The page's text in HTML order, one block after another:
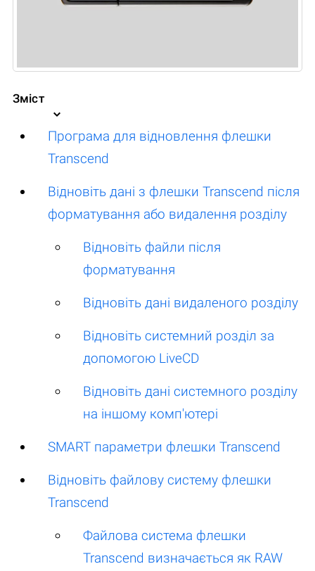
Зміст
Програма для відновлення флешки
Transcend
Відновіть дані з флешки Transcend після
форматування або видалення розділу
Відновіть файли після
форматування
Відновіть дані видаленого розділу
Відновіть системний розділ за
допомогою LiveCD
Відновіть дані системного розділу
на іншому комп'ютері
SMART параметри флешки Transcend
Відновіть файлову систему флешки
Transcend
Файлова система флешки
Transcend визначається як RAW